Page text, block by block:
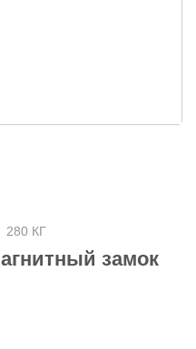
280 КГ
замок